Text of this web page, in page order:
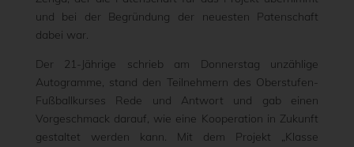
und bei der Begründung der neuesten Patenschaft
dabei war.
Der 21-Jährige schrieb am Donnerstag unzählige
Autogramme, stand den Teilnehmern des Oberstufen-
Fußballkurses Rede und Antwort und gab einen
Vorgeschmack darauf, wie eine Kooperation in Zukunft
gestaltet werden kann. Mit dem Projekt „Klasse